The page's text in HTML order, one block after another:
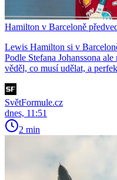
Hamilton v Barceloně
Lewis Hamilton si v
Podle Stefana Johanssona
věděl, co musí udělat, a
SvětFormule.cz
dnes, 11:51
2 min